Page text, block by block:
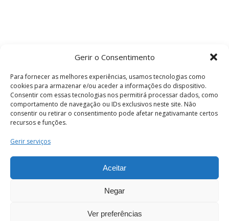
Gerir o Consentimento
Para fornecer as melhores experiências, usamos tecnologias como
cookies para armazenar e/ou aceder a informações do dispositivo.
Consentir com essas tecnologias nos permitirá processar dados, como
comportamento de navegação ou IDs exclusivos neste site. Não
consentir ou retirar o consentimento pode afetar negativamante certos
recursos e funções.
Gerir serviços
Aceitar
Negar
Ver preferências
Termos e Condições
os direitos reservados.